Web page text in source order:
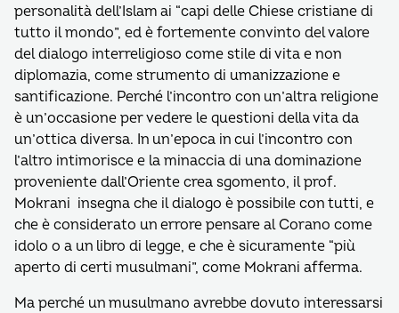
personalità dell’Islam ai “capi delle Chiese cristiane di
tutto il mondo”, ed è fortemente convinto del valore
del dialogo interreligioso come stile di vita e non
diplomazia, come strumento di umanizzazione e
santificazione. Perché l’incontro con un’altra religione
è un’occasione per vedere le questioni della vita da
un’ottica diversa. In un’epoca in cui l’incontro con
l’altro intimorisce e la minaccia di una dominazione
proveniente dall’Oriente crea sgomento, il prof.
Mokrani insegna che il dialogo è possibile con tutti, e
che è considerato un errore pensare al Corano come
idolo o a un libro di legge, e che è sicuramente “più
aperto di certi musulmani”, come Mokrani afferma.
Ma perché un musulmano avrebbe dovuto interessarsi